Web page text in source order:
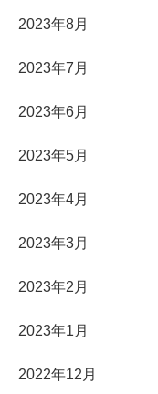
2023年8月
2023年7月
2023年6月
2023年5月
2023年4月
2023年3月
2023年2月
2023年1月
2022年12月